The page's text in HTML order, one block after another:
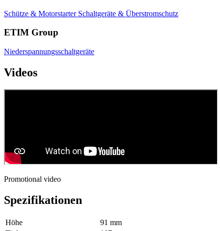
Schütze & Motorstarter Schaltgeräte & Überstromschutz
ETIM Group
Niederspannungsschaltgeräte
Videos
Promotional video
Spezifikationen
Höhe
91 mm